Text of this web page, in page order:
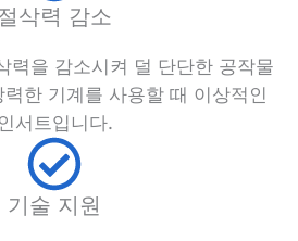
삭력 감소
력을 감소시켜 덜 단단한 공작물
한 기계를 사용할 때 이상적인
인서트입니다.
기술 지원